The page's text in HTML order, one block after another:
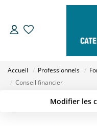
Accueil Professionnels
Conseil financier
Modifier les
Type de transaction